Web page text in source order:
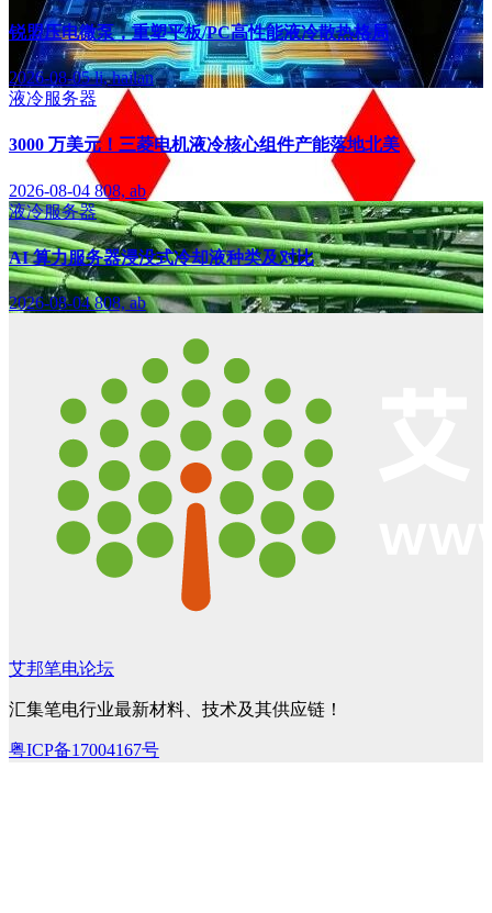
锐盟压电微泵，重塑平板/PC高性能液冷散热格局
2026-08-05li, hailan
液冷服务器
3000 万美元！三菱电机液冷核心组件产能落地北美
2026-08-04 808, ab
液冷服务器
AI 算力服务器浸没式冷却液种类及对比
2026-08-04808, ab
艾邦笔电论坛
汇集笔电行业最新材料、技术及其供应链！
粤ICP备17004167号